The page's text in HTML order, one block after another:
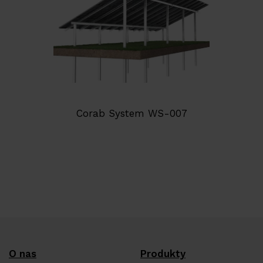
Corab System WS-007
O nas Produkty